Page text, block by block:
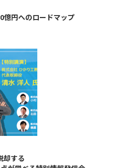
円へのロードマップ
却する